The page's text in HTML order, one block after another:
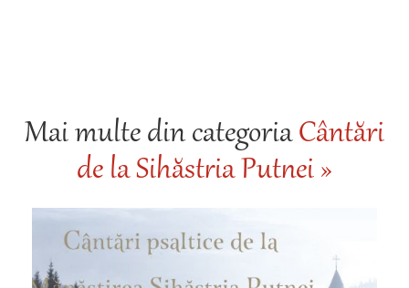
Mai multe din categoriaCântări
de la Sihăstria Putnei »